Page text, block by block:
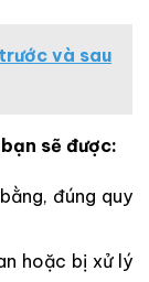
và sau
sẽ được:
đúng quy
hoặc bị xử lý